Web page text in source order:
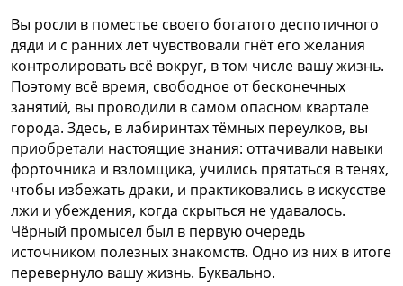
Вы росли в поместье своего богатого деспотичного
дяди и с ранних лет чувствовали гнёт его желания
контролировать всё вокруг, в том числе вашу жизнь.
Поэтому всё время, свободное от бесконечных
занятий, вы проводили в самом опасном квартале
города. Здесь, в лабиринтах тёмных переулков, вы
приобретали настоящие знания: оттачивали навыки
форточника и взломщика, учились прятаться в тенях,
чтобы избежать драки, и практиковались в искусстве
лжи и убеждения, когда скрыться не удавалось.
Чёрный промысел был в первую очередь
источником полезных знакомств. Одно из них в итоге
перевернуло вашу жизнь. Буквально.